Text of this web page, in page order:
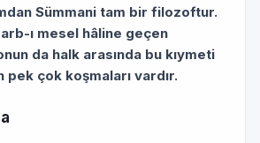
Sümmani tam bir filozoftur.
ı mesel hâline geçen
da halk arasında bu kıymeti
pek çok koşmaları vardır.